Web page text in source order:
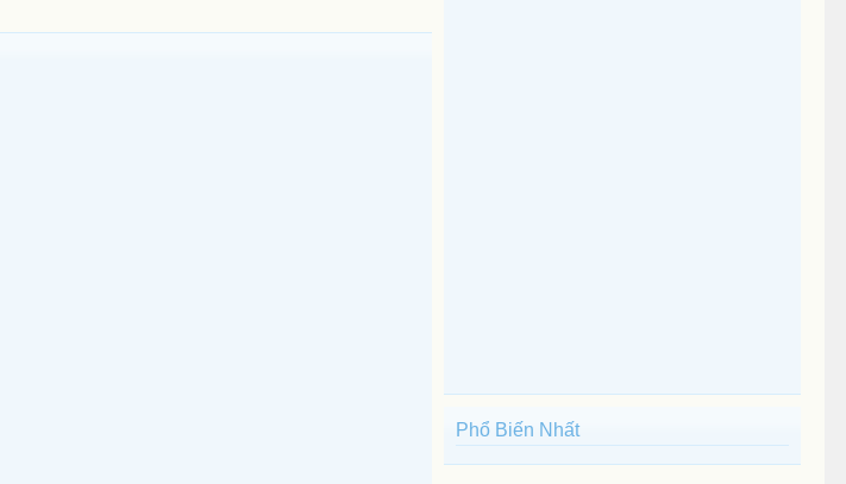
Phổ Biến Nhất